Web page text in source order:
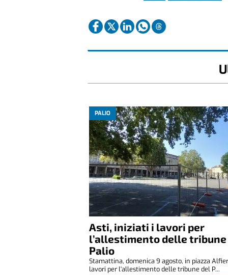
PALIO
Asti, iniziati i lavori per
l’allestimento delle
Palio
Stamattina, domenica 9 agosto, in piazza
lavori per l'allestimento delle tribune del P...